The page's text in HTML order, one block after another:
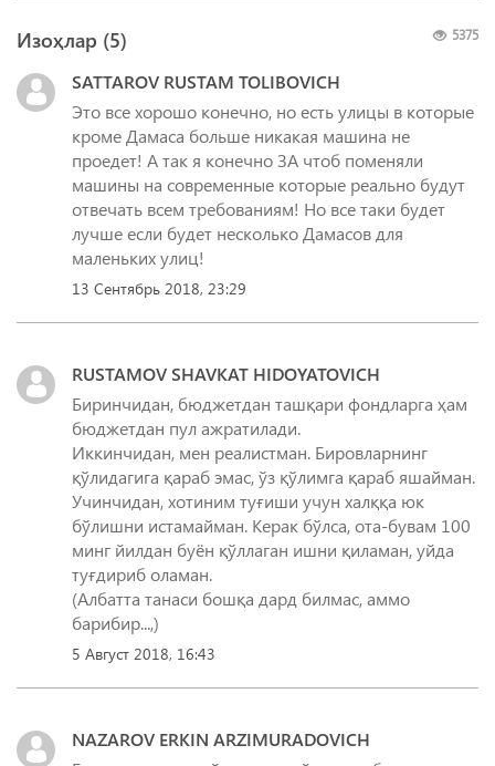
5375
Изоҳлар (5)
SATTAROV RUSTAM TOLIBOVICH
Это все хорошо конечно, но есть улицы в которые
кроме Дамаса больше никакая машина не
проедет! А так я конечно ЗА чтоб поменяли
машины на современные которые реально будут
отвечать всем требованиям! Но все таки будет
лучше если будет несколько Дамасов для
маленьких улиц!
13 Сентябрь 2018, 23:29
RUSTAMOV SHAVKAT HIDOYATOVICH
Биринчидан, бюджетдан ташқари фондларга ҳам
бюджетдан пул ажратилади.
Иккинчидан, мен реалистман. Бировларнинг
қўлидагига қараб эмас, ўз қўлимга қараб яшайман.
Учинчидан, хотиним туғиши учун халққа юк
бўлишни истамайман. Керак бўлса, ота-бувам 100
минг йилдан буён қўллаган ишни қиламан, уйда
туғдириб оламан.
(Албатта танаси бошқа дард билмас, аммо
5 Август 2018, 16:43
NAZAROV ERKIN ARZIMURADOVICH